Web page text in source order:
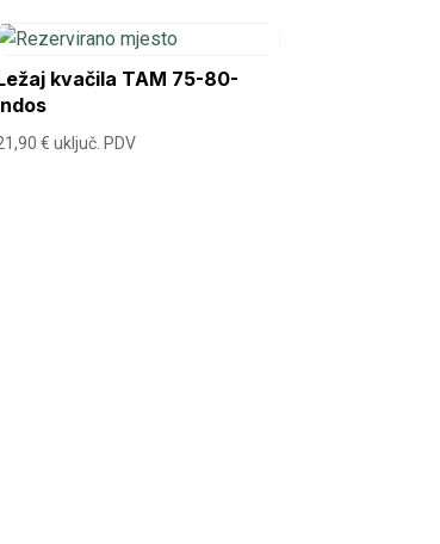
kvačila TAM 75-80-
€ uključ. PDV